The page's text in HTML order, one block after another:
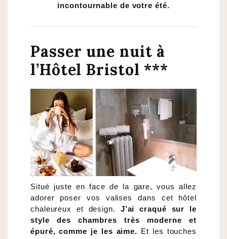
incontournable de votre été.
Passer une nuit à
l’Hôtel Bristol ***
Situé juste en face de la gare, vous allez
adorer poser vos valises dans cet hôtel
chaleureux et design. J’ai craqué sur le
style des chambres très moderne et
épuré, comme je les aime. Et les touches